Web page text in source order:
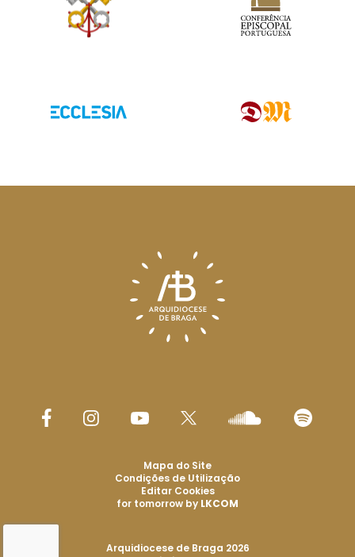
Arquidiocese de Braga 2026
Mapa do Site
Condições de Utilização
Editar Cookies
for tomorrow by LKCOM